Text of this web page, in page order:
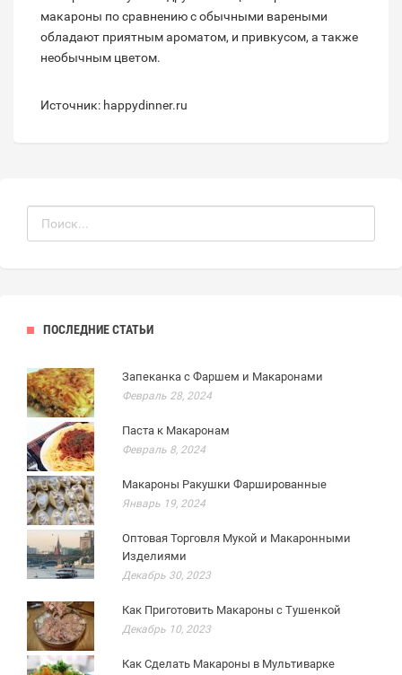
макароны по сравнению с обычными вареными
обладают приятным ароматом, и привкусом, а также
необычным цветом.
Источник: happydinner.ru
ПОСЛЕДНИЕ СТАТЬИ
Запеканка с Фаршем и Макаронами
Февраль 28, 2024
Паста к Макаронам
Февраль 8, 2024
Макароны Ракушки Фаршированные
Январь 19, 2024
Оптовая Торговля Мукой и Макаронными
Изделиями
Декабрь 30, 2023
Как Приготовить Макароны с Тушенкой
Декабрь 10, 2023
Как Сделать Макароны в Мультиварке